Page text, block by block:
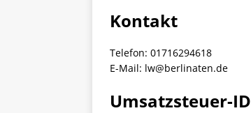
Kontakt
Telefon: 01716294618
E-Mail: lw@berlinaten.de
Umsatzsteuer-ID